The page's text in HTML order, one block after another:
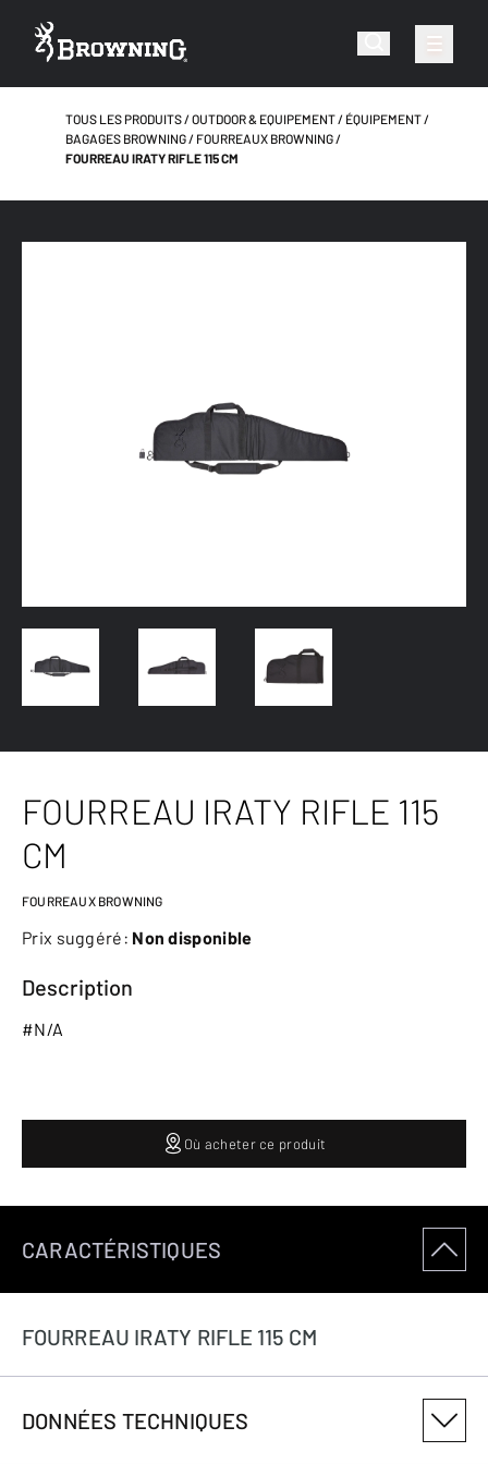
TOUS LES PRODUITS OUTDOOR & EQUIPEMENT
ÉQUIPEMENT
BAGAGES BROWNING
FOURREAUX BROWNING
FOURREAU IRATY RIFLE 115 CM
FOURREAU IRATY RIFLE 115
CM
FOURREAUX BROWNING
Prix suggéré: Non disponible
Description
#N/A
Où acheter ce produit
CARACTÉRISTIQUES
FOURREAU IRATY RIFLE 115 CM
DONNÉES TECHNIQUES